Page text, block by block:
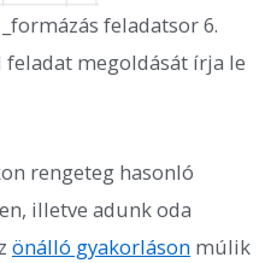
feladatsor 6.
megoldását írja le
rengeteg hasonló
illetve adunk oda
önálló gyakorláson múlik